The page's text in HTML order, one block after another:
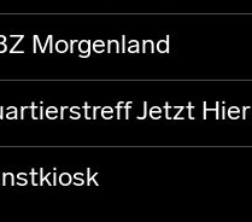
Morgenland
Jetzt Hier